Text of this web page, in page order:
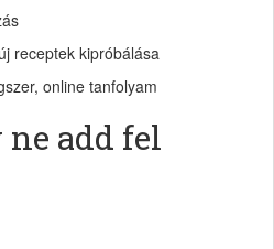
receptek kipróbálása
online tanfolyam
add fel